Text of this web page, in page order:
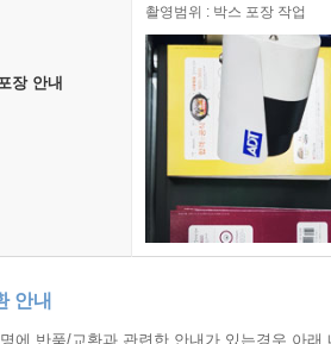
장 안내
촬영범위 : 박스 포장 작업
안내
에 반품/교환과 관련한 안내가 있는경우 아